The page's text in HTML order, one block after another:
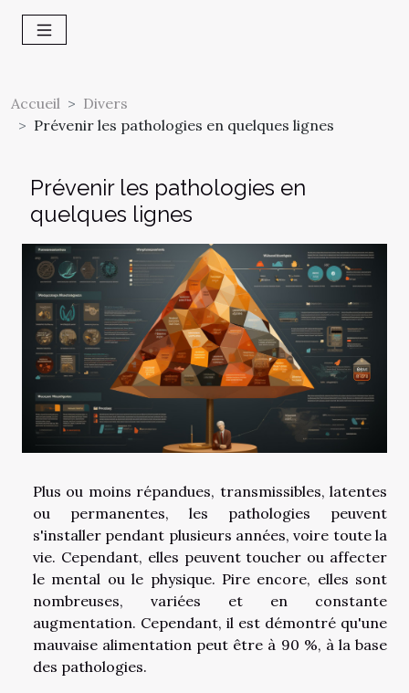
Accueil
Divers
Prévenir les pathologies en quelques lignes
Prévenir les pathologies en
quelques lignes
Plus ou moins répandues, transmissibles, latentes
ou permanentes, les pathologies peuvent
s'installer pendant plusieurs années, voire toute la
vie. Cependant, elles peuvent toucher ou affecter
le mental ou le physique. Pire encore, elles sont
nombreuses, variées et en constante
augmentation. Cependant, il est démontré qu'une
mauvaise alimentation peut être à 90 %, à la base
des pathologies.